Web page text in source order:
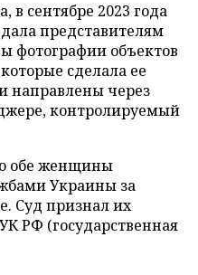
в сентябре 2023 года
представителям
фотографии объектов
сделала ее
направлены через
контролируемый
обе женщины
Украины за
Суд признал их
РФ (государственная